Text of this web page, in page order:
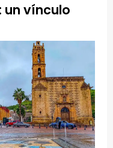
un vínculo